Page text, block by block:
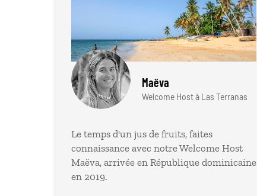
Maëva
Welcome Host à Las Terranas
Le temps d'un jus de fruits, faites
connaissance avec notre Welcome Host
Maëva, arrivée en République dominicaine
en 2019.